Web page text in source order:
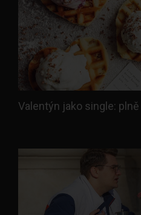
Valentýn jako single: